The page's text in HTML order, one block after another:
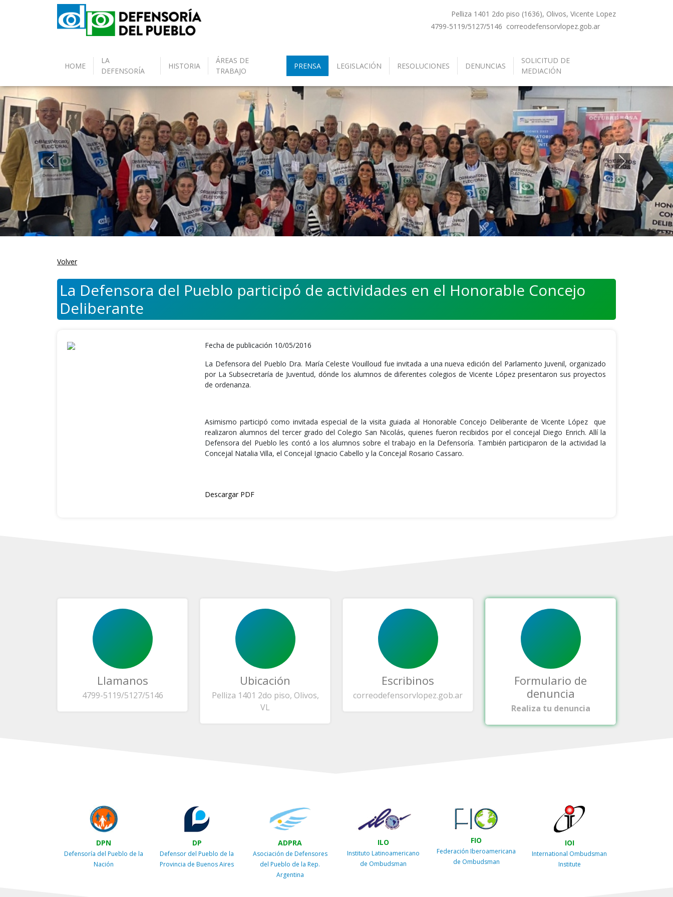
Pelliza 1401 2do piso (1636), Olivos, Vicente Lopez
4799-5119/5127/5146 correodefensorvlopez.gob.ar
HOME
LA
DEFENSORÍA
HISTORIA
ÁREAS DE
TRABAJO
PRENSA LEGISLACIÓN RESOLUCIONES DENUNCIAS
SOLICITUD DE
MEDIACIÓN
Anterior Siguiente
Volver
La Defensora del Pueblo participó de actividades en el Honorable Concejo
Deliberante
Fecha de publicación 10/05/2016
La Defensora del Pueblo Dra. María Celeste Vouilloud fue invitada a una nueva edición del Parlamento Juvenil, organizado
por La Subsecretaría de Juventud, dónde los alumnos de diferentes colegios de Vicente López presentaron sus proyectos
de ordenanza.
Asimismo participó como invitada especial de la visita guiada al Honorable Concejo Deliberante de Vicente López que
realizaron alumnos del tercer grado del Colegio San Nicolás, quienes fueron recibidos por el concejal Diego Enrich. Allí la
Defensora del Pueblo les contó a los alumnos sobre el trabajo en la Defensoría. También participaron de la actividad la
Concejal Natalia Villa, el Concejal Ignacio Cabello y la Concejal Rosario Cassaro.
Descargar PDF
Llamanos
4799-5119/5127/5146
Ubicación
Pelliza 1401 2do piso, Olivos,
VL
Escribinos
correodefensorvlopez.gob.ar
Formulario de
denuncia
Realiza tu denuncia
DPN
Defensoría del Pueblo de la
Nación
DP
Defensor del Pueblo de la
Provincia de Buenos Aires
ADPRA
Asociación de Defensores
del Pueblo de la Rep.
Argentina
ILO
Instituto Latinoamericano
de Ombudsman
FIO
Federación Iberoamericana
de Ombudsman
IOI
International Ombudsman
Institute